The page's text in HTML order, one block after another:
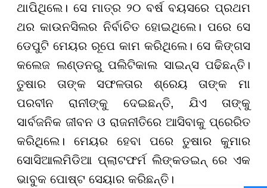
ଥାପିଥିଲେ। ସେ ମାତ୍ର ୨୦ ବର୍ଷ ବୟସରେ ପ୍ରଥମ
ଥର କାଉନସିଲର ନିର୍ବାଚିତ ହୋଇଥିଲେ। ପରେ ସେ
ଡେପୁଟି ମେୟର ରୂପେ କାମ କରିଥିଲେ। ସେ କିଙ୍ଗସ
କଲେଜ ଲଣ୍ଡନରୁ ପଲିଟିକାଲ ସାଇନ୍ସ ପଢିଛନ୍ତି।
ତୁଷାର ତାଙ୍କ ସଫଳତାର ଶ୍ରେୟ ତାଙ୍କ ମା
ପରବୀନ ରାନୀଙ୍କୁ ଦେଇଛନ୍ତି, ଯିଏ ତାଙ୍କୁ
ସାର୍ବଜନିକ ଜୀବନ ଓ ରାଜନୀତିରେ ଆସିବାକୁ ପ୍ରେରିତ
କରିଥିଲେ। ମେୟର ହେବା ପରେ ତୁଷାର କୁମାର
ସୋସିଆଲମିଡିଆ ପ୍ଲାଟଫର୍ମ ଲିଙ୍କଡଇନ୍ ରେ ଏକ
ଭାବୁକ ପୋଷ୍ଟ ସେୟାର କରିଛନ୍ତି।